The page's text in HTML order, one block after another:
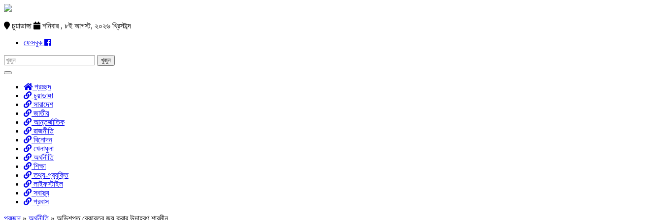
চুয়াডাঙ্গা
শনিবার , ৮ই আগস্ট, ২০২৬ খ্রিস্টাব্দ
ফেসবুক
প্রচ্ছদ
চুয়াডাঙ্গা
সারাদেশ
জাতীয়
আন্তর্জাতিক
রাজনীতি
বিনোদন
খেলাধুলা
অর্থনীতি
শিক্ষা
তথ্য-প্রযুক্তি
লাইফস্টাইল
স্বাস্থ্য
প্রবাস
প্রচ্ছদ » অর্থনীতি» অভিশপ্ত বেকারত্ব জয় করার উদাহরণ শারমীন…